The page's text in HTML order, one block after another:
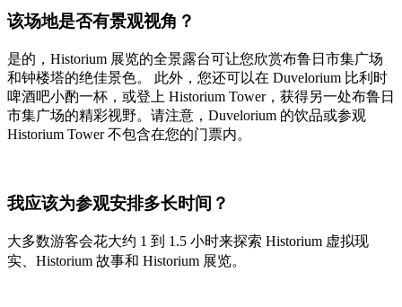
该场地是否有景观视角？
是的，Historium 展览的全景露台可让您欣赏布鲁日市集广场
和钟楼塔的绝佳景色。 此外，您还可以在 Duvelorium 比利时
啤酒吧小酌一杯，或登上 Historium Tower，获得另一处布鲁日
市集广场的精彩视野。请注意，Duvelorium 的饮品或参观
Historium Tower 不包含在您的门票内。
我应该为参观安排多长时间？
大多数游客会花大约 1 到 1.5 小时来探索 Historium 虚拟现
实、Historium 故事和 Historium 展览。